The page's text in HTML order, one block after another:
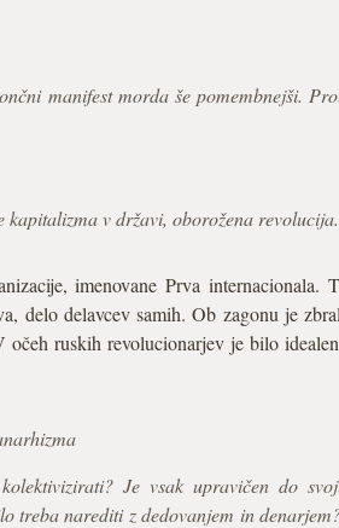
manifest morda še pomembnejši.
v državi, oborožena
imenovane Prva internacionala.
delo delavcev samih. Ob zagonu je
ruskih revolucionarjev je bilo
Je vsak upravičen do
narediti z dedovanjem in